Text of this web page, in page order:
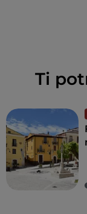
Ti